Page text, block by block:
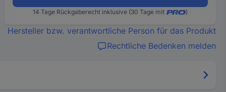
14 Tage Rückgaberecht inklusive (30 Tage mit )
Hersteller bzw. verantwortliche Person für das Produkt
Rechtliche Bedenken melden